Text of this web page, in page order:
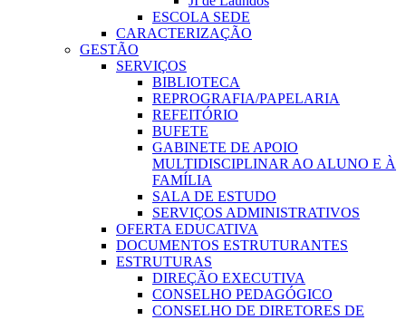
ESCOLA SEDE
CARACTERIZAÇÃO
GESTÃO
SERVIÇOS
BIBLIOTECA
REPROGRAFIA/PAPELARIA
REFEITÓRIO
BUFETE
GABINETE DE APOIO
MULTIDISCIPLINAR AO ALUNO E À
FAMÍLIA
SALA DE ESTUDO
SERVIÇOS ADMINISTRATIVOS
OFERTA EDUCATIVA
DOCUMENTOS ESTRUTURANTES
ESTRUTURAS
DIREÇÃO EXECUTIVA
CONSELHO PEDAGÓGICO
CONSELHO DE DIRETORES DE